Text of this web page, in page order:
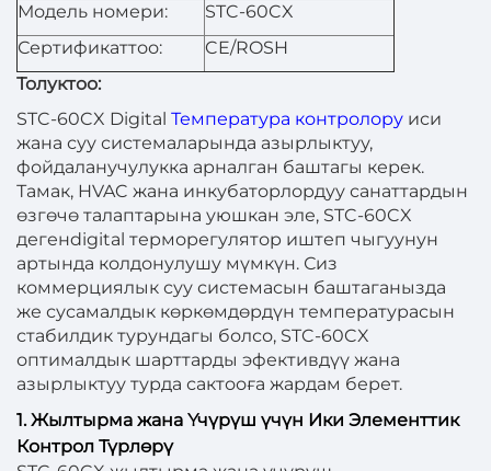
Модель номери:
STC-60CX
Сертификаттоо:
CE/ROSH
Толуктоо:
STC-60CX Digital Температура контролору иси
жана суу системаларында азырлыктуу,
фойдаланучулукка арналган баштагы керек.
Тамак, HVAC жана инкубаторлордуу санаттардын
өзгөчө талаптарына уюшкан эле, STC-60CX
дегенdigital терморегулятор иштеп чыгуунун
артында колдонулушу мүмкүн. Сиз
коммерциялык суу системасын баштаганызда
же сусамалдык көркөмдөрдүн температурасын
стабилдик турундагы болсо, STC-60CX
оптималдык шарттарды эфективдүү жана
азырлыктуу турда сактооға жардам берет.
1. Жылтырма жана Үчүрүш үчүн Ики Элементтик
Контрол Түрлөрү